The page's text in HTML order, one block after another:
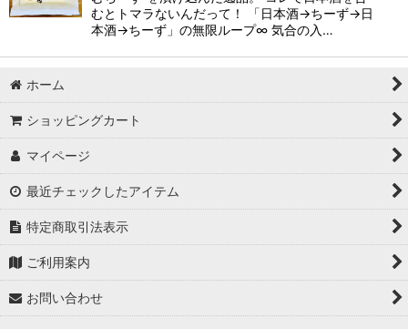
むとトマラないんだって！ 「日本酒→ちーず→日
本酒→ちーず」の無限ループ∞ 気合の入…
ホーム
ショッピングカート
マイページ
最近チェックしたアイテム
特定商取引法表示
ご利用案内
お問い合わせ